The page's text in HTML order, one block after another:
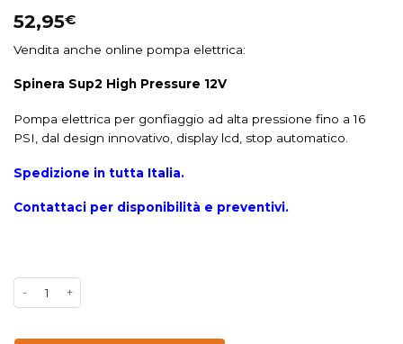
52,95€
Vendita anche online pompa elettrica:
Spinera Sup2 High Pressure 12V
Pompa elettrica per gonfiaggio ad alta pressione fino a 16
PSI, dal design innovativo, display lcd, stop automatico.
Spedizione in tutta Italia.
Contattaci per disponibilità e preventivi.